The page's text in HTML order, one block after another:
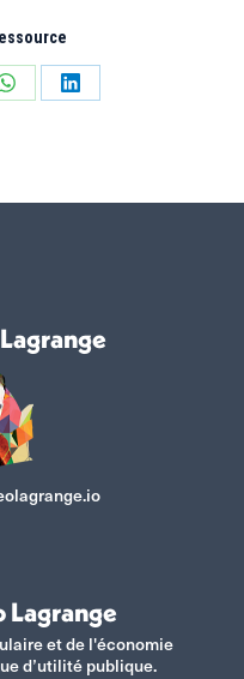
PartagerPartager
Lagrange
et de l'économie
d’utilité publique.